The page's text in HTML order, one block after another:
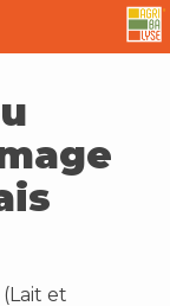
(Lait et